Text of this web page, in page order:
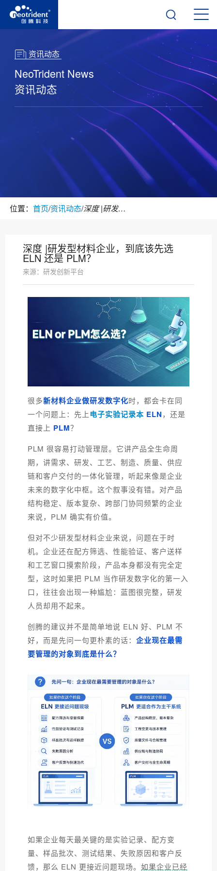
资讯动态
NeoTrident News
资讯动态
位置： 首页/资讯动态/ 深度 |研发型材料企业，到底该先选 ELN 还是 PLM？
深度 |研发型材料企业，到底该先选
ELN 还是 PLM？
来源：研发创新平台
很多新材料企业做研发数字化时，都会卡在同
一个问题上：先上电子实验记录本 ELN，还是
直接上 PLM？
PLM 很容易打动管理层。它讲产品全生命周
期，讲需求、研发、工艺、制造、质量、供应
链和客户交付的一体化管理，听起来像是企业
未来的数字化中枢。这个叙事没有错。对产品
结构稳定、版本复杂、跨部门协同频繁的企业
来说，PLM 确实有价值。
但对不少研发型材料企业来说，问题在于时
机。企业还在配方筛选、性能验证、客户送样
和工艺窗口摸索阶段，产品本身都没有完全定
型，这时如果把 PLM 当作研发数字化的第一入
口，往往会出现一种尴尬：蓝图很完整，研发
人员却用不起来。
创腾的建议并不是简单地说 ELN 好、PLM 不
好，而是先问一句更朴素的话：企业现在最需
要管理的对象到底是什么？
如果企业每天最关键的是实验记录、配方变
量、样品批次、测试结果、失败原因和客户反
馈，那么 ELN 更接近问题现场。如果企业已经